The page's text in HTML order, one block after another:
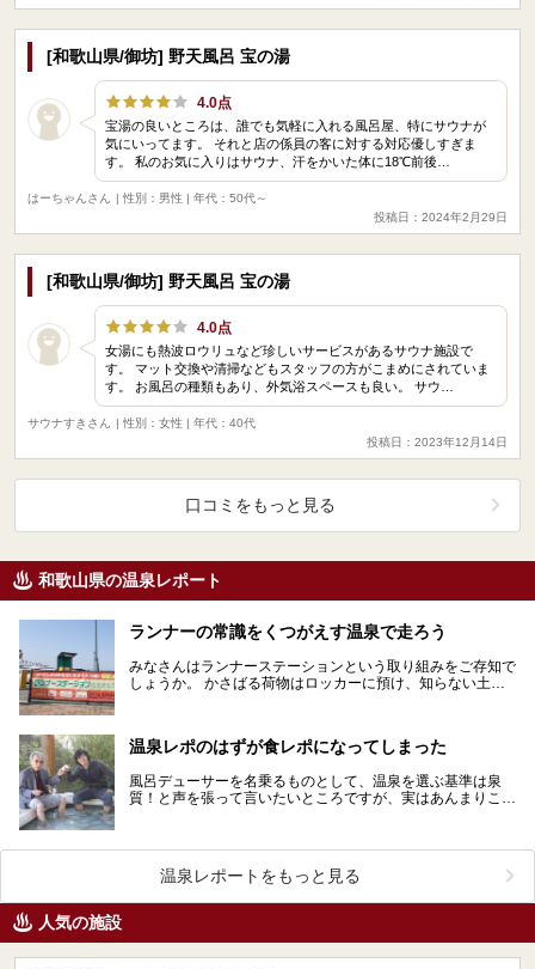
[和歌山県/御坊] 野天風呂 宝の湯
4.0点
宝湯の良いところは、誰でも気軽に入れる風呂屋、特にサウナが
気にいってます。 それと店の係員の客に対する対応優しすぎま
す。 私のお気に入りはサウナ、汗をかいた体に18℃前後…
はーちゃんさん
| 性別：男性 | 年代：50代～
投稿日：2024年2月29日
[和歌山県/御坊] 野天風呂 宝の湯
4.0点
女湯にも熱波ロウリュなど珍しいサービスがあるサウナ施設で
す。 マット交換や清掃などもスタッフの方がこまめにされていま
す。 お風呂の種類もあり、外気浴スペースも良い。 サウ…
サウナすきさん
| 性別：女性 | 年代：40代
投稿日：2023年12月14日
口コミをもっと見る
和歌山県の温泉レポート
ランナーの常識をくつがえす温泉で走ろう
みなさんはランナーステーションという取り組みをご存知で
しょうか。 かさばる荷物はロッカーに預け、知らない土地
温泉レポのはずが食レポになってしまった
風呂デューサーを名乗るものとして、温泉を選ぶ基準は泉
質！と声を張って言いたいところですが、実はあんまりこだ
温泉レポートをもっと見る
人気の施設